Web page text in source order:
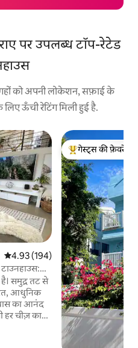
पर उपलब्ध टॉप-रेटेड
को अपनी लोकेशन, सफ़ाई के
ऊँची रेटिंग मिली हुई है.
औसत रेटिंग 5 में से 4.93, 194 समीक्षाएँ
4.93 (194)
समुद्र तट से
आधुनिक
का आनंद
गेस्ट्स का टॉप फ़ेवरेट
गेस्ट्स की फ़ेवरेट